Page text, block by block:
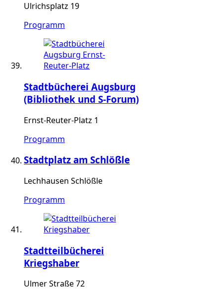
Ulrichsplatz 19
Programm
Stadtbücherei Augsburg
(Bibliothek und S-Forum)
Ernst-Reuter-Platz 1
Programm
Stadtplatz am Schlößle
Lechhausen Schlößle
Programm
Stadtteilbücherei
Kriegshaber
Ulmer Straße 72